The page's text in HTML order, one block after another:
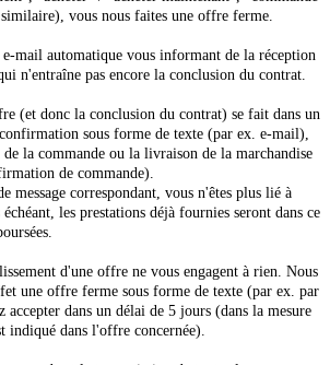
vous nous faites une offre ferme.
e-mail automatique vous informant de la réception
n'entraîne pas encore la conclusion du contrat.
(et donc la conclusion du contrat) se fait dans un
sous forme de texte (par ex. e-mail),
la commande ou la livraison de la marchandise
de commande).
message correspondant, vous n'êtes plus lié à
les prestations déjà fournies seront dans ce
d'une offre ne vous engagent à rien. Nous
une offre ferme sous forme de texte (par ex. par
accepter dans un délai de 5 jours (dans la mesure
indiqué dans l'offre concernée).